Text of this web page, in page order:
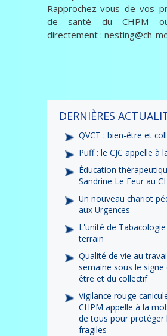
Rapprochez-vous de vos
de santé du CHPM
directement : nesting@ch-
DERNIÈRES
QVCT : bien-être et
Puff : le CJC appelle à
Éducation
Sandrine Le Feur au
Un nouveau chariot
aux Urgences
L'unité de
terrain
Qualité de vie au
semaine sous le signe
être et du collectif
Vigilance rouge
CHPM appelle à la
de tous pour protéger
fragiles